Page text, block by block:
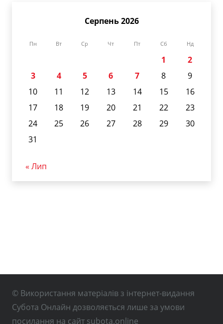
Серпень 2026
Пн Вт Ср Чт Пт Сб Нд
1
2
3
4 5 6 7 8
9
10
11 12 13 14 15
16
17
18 19 20 21 22
23
24
25 26 27 28 29
30
31
« Лип
© Використання матеріалів з інтернет-видання
Субота Онлайн дозволяється лише за умови
посилання на сайт subota.online